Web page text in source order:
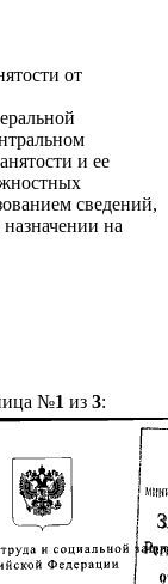
от
и ее
сведений,
на
№1 из 3: